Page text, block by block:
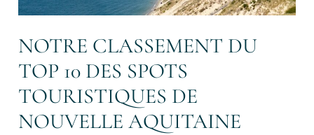
NOTRE CLASSEMENT DU
TOP 10 DES SPOTS
TOURISTIQUES DE
NOUVELLE AQUITAINE